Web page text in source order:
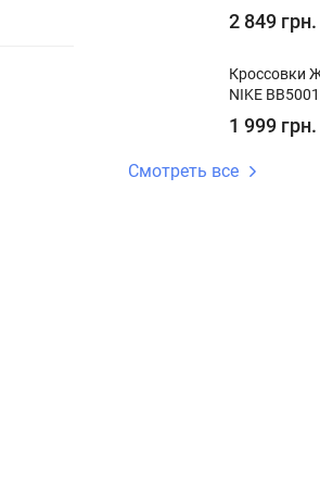
2 849 грн.
Кроссовки
NIKE
1 999 грн.
Смотреть все